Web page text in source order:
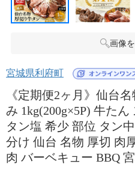
画像
宮城県利府町
《定期便2ヶ月》仙台
み 1kg(200g×5P) 牛た
タン塩 希少 部位 タン
分け 仙台 名物 厚切 肉
肉 バーベキュー BBQ